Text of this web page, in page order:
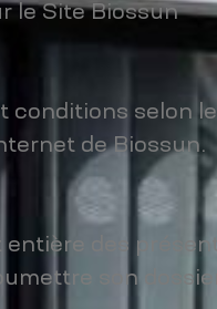
le Site Biossun
conditions selon
de Biossun.
des
son dossier.